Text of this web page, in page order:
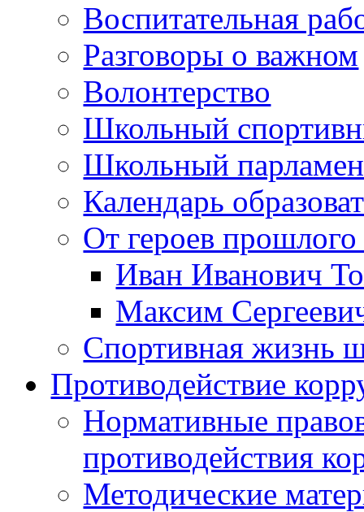
Воспитательная
Разговоры о важном
Волонтерство
Школьный
Школьный
Календарь
От героев
Иван Иванович
Максим
Спортивная жизнь
Противодействие
Нормативные
противодействия
Методические